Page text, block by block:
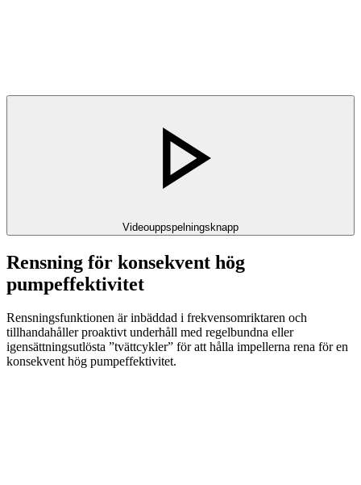
Videouppspelningsknapp
Rensning för konsekvent hög
pumpeffektivitet
Rensningsfunktionen är inbäddad i frekvensomriktaren och
tillhandahåller proaktivt underhåll med regelbundna eller
igensättningsutlösta ”tvättcykler” för att hålla impellerna rena för en
konsekvent hög pumpeffektivitet.